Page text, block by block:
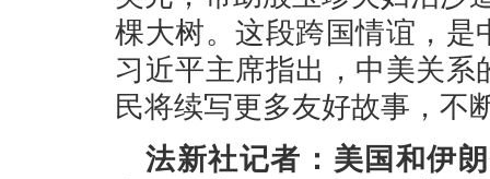
棵大树。这段跨国情谊，
习近平主席指出，中美关
民将续写更多友好故事，不
法新社记者：美国和伊